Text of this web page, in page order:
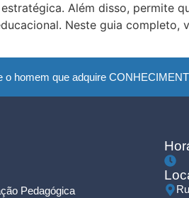
Além disso, permite
Neste guia
homem que adquire
Pedagógica